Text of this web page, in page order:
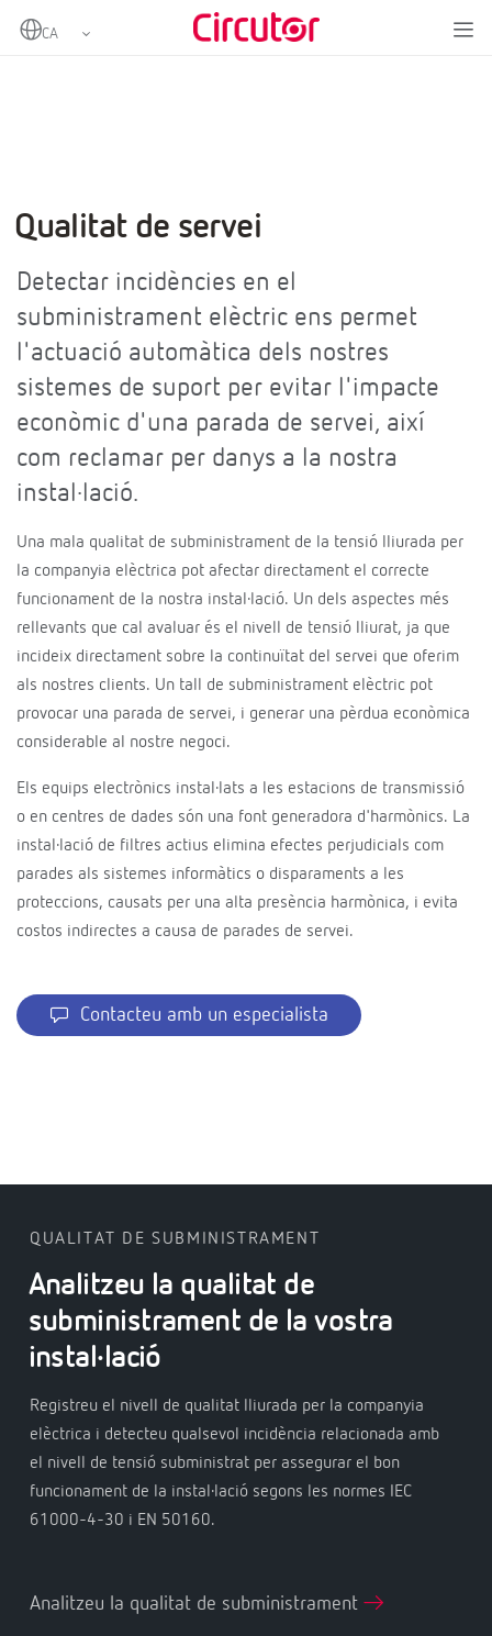
Home
Telecomunicacions i instal·lacions crítiques
Qualitat de servei
Detectar incidències en el
subministrament elèctric ens permet
l'actuació automàtica dels nostres
sistemes de suport per evitar l'impacte
econòmic d'una parada de servei, així
com reclamar per danys a la nostra
instal·lació.
Una mala qualitat de subministrament de la tensió lliurada per
la companyia elèctrica pot afectar directament el correcte
funcionament de la nostra instal·lació. Un dels aspectes més
rellevants que cal avaluar és el nivell de tensió lliurat, ja que
incideix directament sobre la continuïtat del servei que oferim
als nostres clients. Un tall de subministrament elèctric pot
provocar una parada de servei, i generar una pèrdua econòmica
considerable al nostre negoci.
Els equips electrònics instal·lats a les estacions de transmissió
o en centres de dades són una font generadora d'harmònics. La
instal·lació de filtres actius elimina efectes perjudicials com
parades als sistemes informàtics o disparaments a les
proteccions, causats per una alta presència harmònica, i evita
costos indirectes a causa de parades de servei.
Contacteu amb un especialista
QUALITAT DE SUBMINISTRAMENT
Analitzeu la qualitat de
subministrament de la vostra
instal·lació
Registreu el nivell de qualitat lliurada per la companyia
elèctrica i detecteu qualsevol incidència relacionada amb
el nivell de tensió subministrat per assegurar el bon
funcionament de la instal·lació segons les normes IEC
61000-4-30 i EN 50160.
Analitzeu la qualitat de subministrament